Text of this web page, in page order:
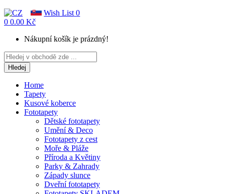
Wish List 0
0 0.00 Kč
Nákupní košík je prázdný!
Hledej
Home
Tapety
Kusové koberce
Fototapety
Dětské fototapety
Umění & Deco
Fototapety z cest
Moře & Pláže
Příroda a Květiny
Parky & Zahrady
Západy slunce
Dveřní fototapety